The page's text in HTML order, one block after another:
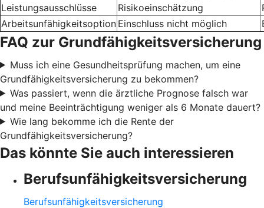
Leistungsausschlüsse
Risikoeinschätzung
Arbeitsunfähigkeitsoption Einschluss nicht möglich
FAQ zur Grundfähigkeitsversicherung
Muss ich eine Gesundheitsprüfung machen, um eine
Grundfähigkeitsversicherung zu bekommen?
Was passiert, wenn die ärztliche Prognose falsch war
und meine Beeinträchtigung weniger als 6 Monate dauert?
Wie lang bekomme ich die Rente der
Grundfähigkeitsversicherung?
Das könnte Sie auch interessieren
Berufsunfähigkeitsversicherung
Berufsunfähigkeitsversicherung